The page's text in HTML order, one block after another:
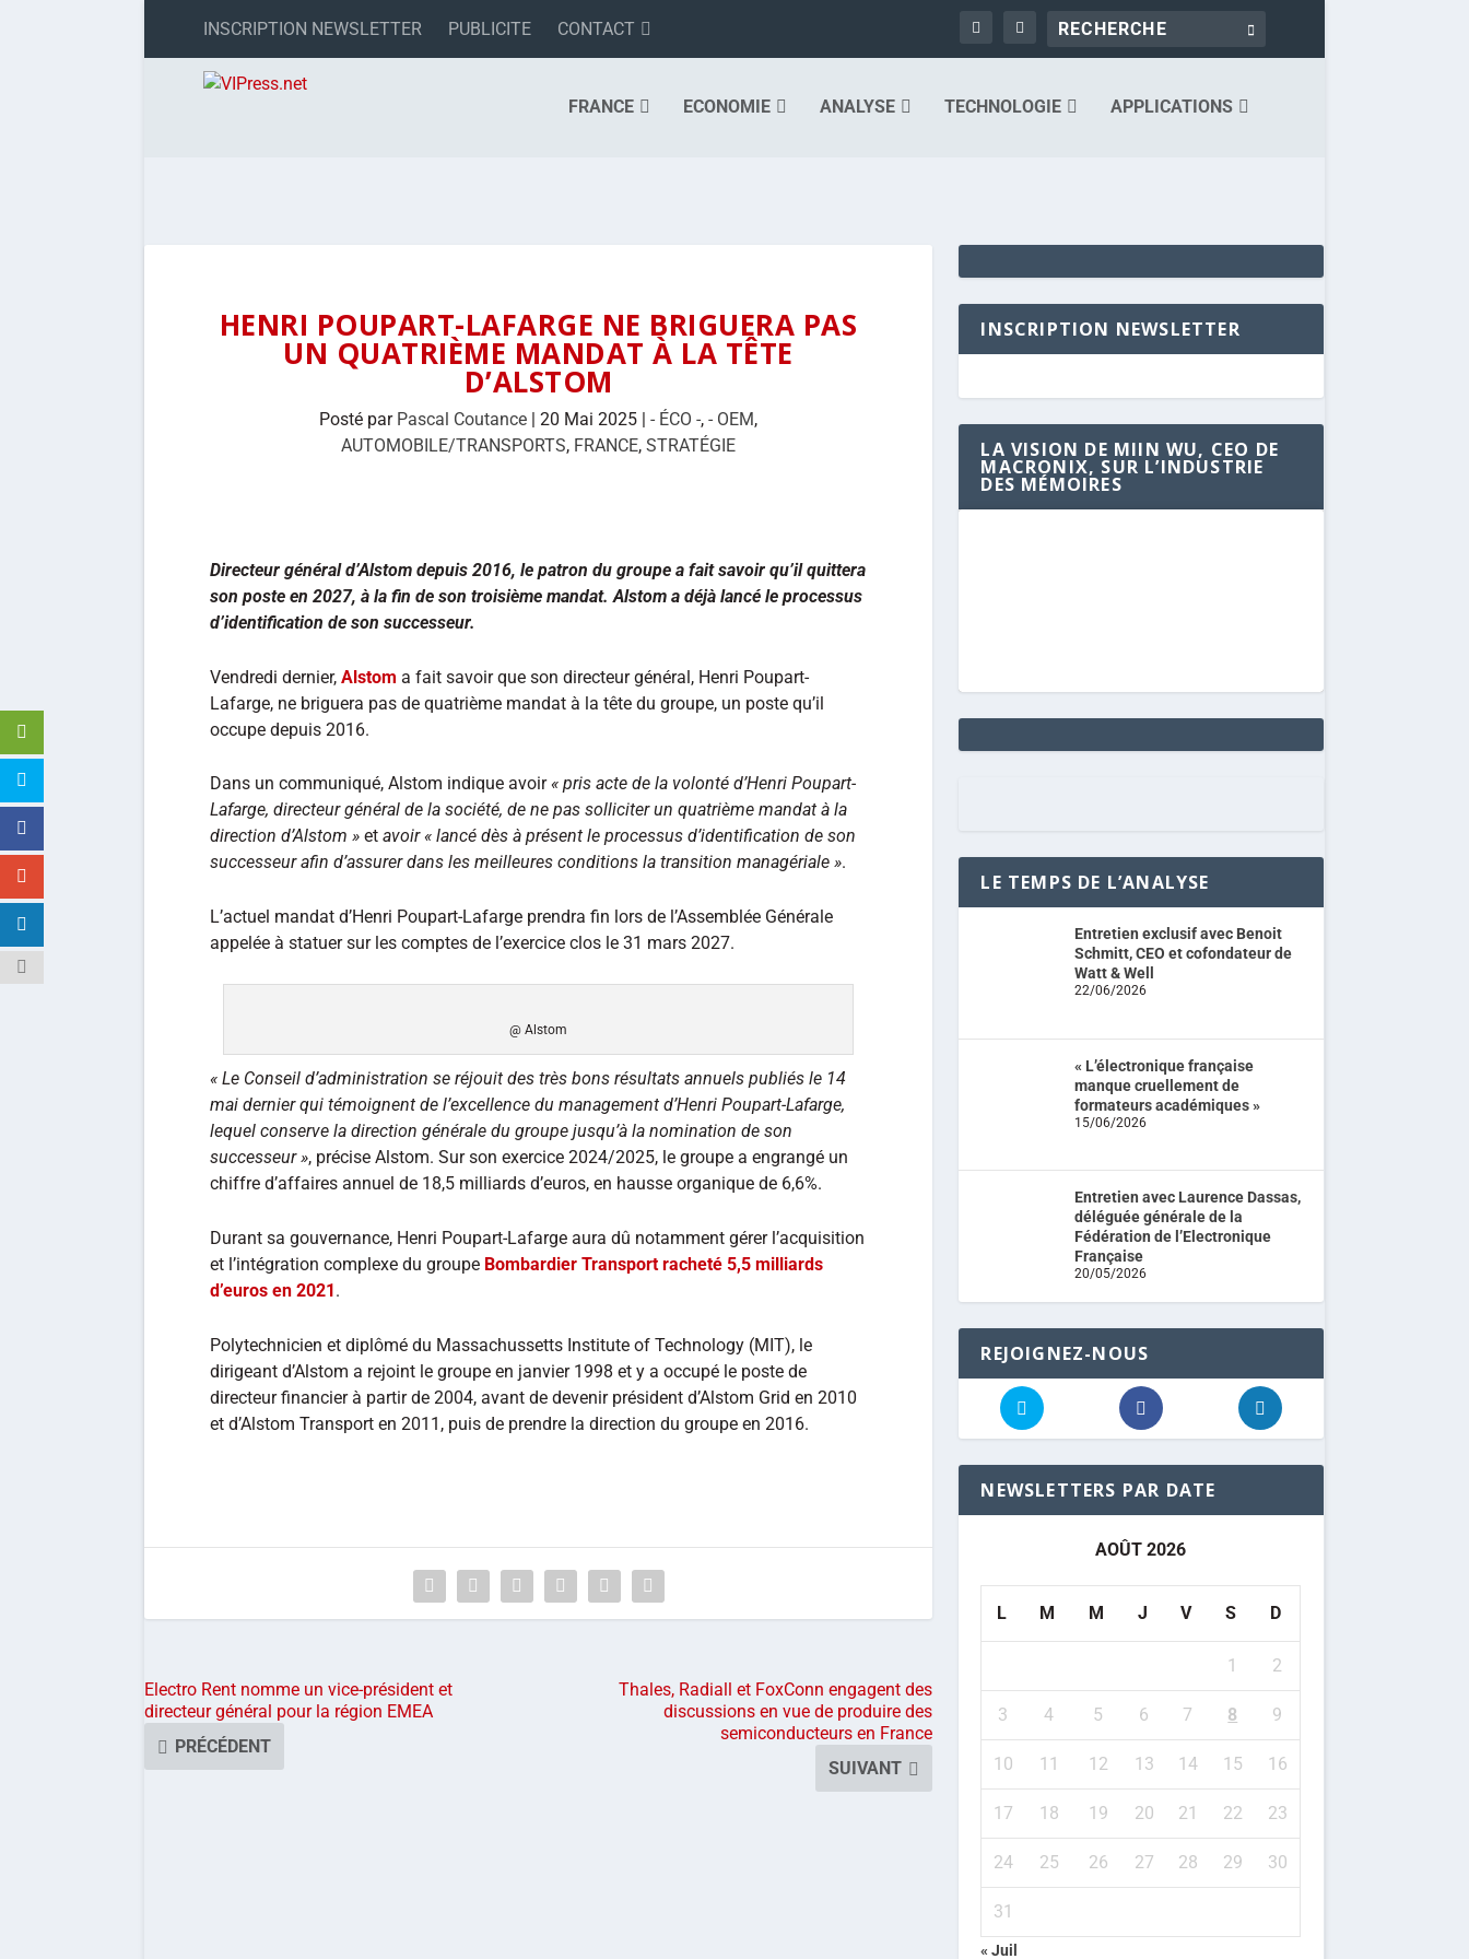
INSCRIPTION NEWSLETTER PUBLICITE CONTACT
FRANCE ECONOMIE ANALYSE TECHNOLOGIE APPLICATIONS
HENRI POUPART-LAFARGE NE BRIGUERA PAS
UN QUATRIÈME MANDAT À LA TÊTE
D’ALSTOM
Posté par Pascal Coutance |20 Mai 2025 |- ÉCO -,- OEM,
AUTOMOBILE/TRANSPORTS, FRANCE,STRATÉGIE
Directeur général d’Alstom depuis 2016, le patron du groupe a fait savoir qu’il quittera
son poste en 2027, à la fin de son troisième mandat. Alstom a déjà lancé le processus
d’identification de son successeur.
Vendredi dernier, Alstom a fait savoir que son directeur général, Henri Poupart-
Lafarge, ne briguera pas de quatrième mandat à la tête du groupe, un poste qu’il
occupe depuis 2016.
Dans un communiqué, Alstom indique avoir« pris acte de la volonté d’Henri Poupart-
Lafarge, directeur général de la société, de ne pas solliciter un quatrième mandat à la
direction d’Alstom » et avoir « lancé dès à présent le processus d’identification de son
successeur afin d’assurer dans les meilleures conditions la transition managériale ».
L’actuel mandat d’Henri Poupart-Lafarge prendra fin lors de l’Assemblée Générale
appelée à statuer sur les comptes de l’exercice clos le 31 mars 2027.
@ Alstom
« Le Conseil d’administration se réjouit des très bons résultats annuels publiés le 14
mai dernier qui témoignent de l’excellence du management d’Henri Poupart-Lafarge,
lequel conserve la direction générale du groupe jusqu’à la nomination de son
successeur », précise Alstom. Sur son exercice 2024/2025, le groupe a engrangé un
chiffre d’affaires annuel de 18,5 milliards d’euros, en hausse organique de 6,6%.
Durant sa gouvernance, Henri Poupart-Lafarge aura dû notamment gérer l’acquisition
et l’intégration complexe du groupe Bombardier Transport racheté 5,5 milliards
d’euros en 2021.
Polytechnicien et diplômé du Massachussetts Institute of Technology (MIT), le
dirigeant d’Alstom a rejoint le groupe en janvier 1998 et y a occupé le poste de
directeur financier à partir de 2004, avant de devenir président d’Alstom Grid en 2010
et d’Alstom Transport en 2011, puis de prendre la direction du groupe en 2016.
Electro Rent nomme un vice-président et
directeur général pour la région EMEA
PRÉCÉDENT
Thales, Radiall et FoxConn engagent des
discussions en vue de produire des
semiconducteurs en France
SUIVANT
INSCRIPTION NEWSLETTER
LA VISION DE MIIN WU, CEO DE
MACRONIX, SUR L’INDUSTRIE
DES MÉMOIRES
LE TEMPS DE L’ANALYSE
Entretien exclusif avec Benoit
Schmitt, CEO et cofondateur de
Watt & Well
22/06/2026
« L’électronique française
manque cruellement de
formateurs académiques »
15/06/2026
Entretien avec Laurence Dassas,
déléguée générale de la
Fédération de l’Electronique
Française
20/05/2026
REJOIGNEZ-NOUS
NEWSLETTERS PAR DATE
AOÛT 2026
L M M J V S D
1 2
3 4 5 6 7 8 9
10 11 12 13 14 15 16
17 18 19 20 21 22 23
24 25 26 27 28 29 30
31
« Juil